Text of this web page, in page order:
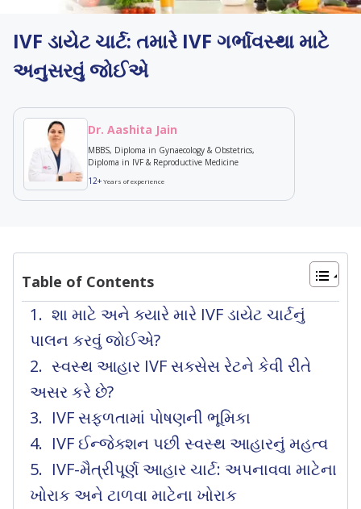
IVF ડાયેટ ચાર્ટ: તમારે IVF ગર્ભાવસ્થા માટે
અનુસરવું જોઈએ
Dr. Aashita Jain
MBBS, Diploma in Gynaecology & Obstetrics,
Diploma in IVF & Reproductive Medicine
12+Years of experience
Table of Contents
શા માટે અને ક્યારે મારે IVF ડાયેટ ચાર્ટનું
પાલન કરવું જોઈએ?
સ્વસ્થ આહાર IVF સક્સેસ રેટને કેવી રીતે
અસર કરે છે?
IVF સફળતામાં પોષણની ભૂમિકા
IVF ઈન્જેક્શન પછી સ્વસ્થ આહારનું મહત્વ
IVF-મૈત્રીપૂર્ણ આહાર ચાર્ટ: અપનાવવા માટેના
ખોરાક અને ટાળવા માટેના ખોરાક